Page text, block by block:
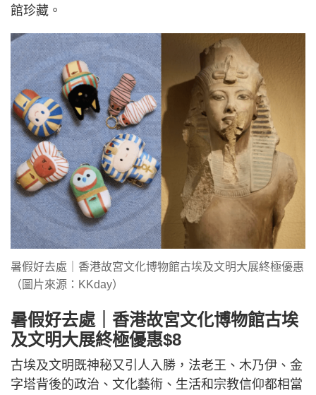
館珍藏。
暑假好去處｜香港故宮文化博物館古埃及文明大展終極優惠
（圖片來源：KKday）
暑假好去處｜香港故宮文化博物館古埃
及文明大展終極優惠$8
古埃及文明既神秘又引人入勝，法老王、木乃伊、金
字塔背後的政治、文化藝術、生活和宗教信仰都相當